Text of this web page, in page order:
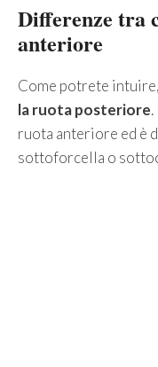
Differenze tra
anteriore
Come potrete intuire,
la ruota posteriore
ruota anteriore ed è
sottoforcella o